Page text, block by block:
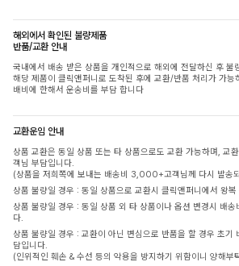
해외에서 확인된 불량제품
반품/교환 안내
국내에서 배송 받은 상품을 개인적으로 해외에 전달하신 후 불
해당 제품이 클릭앤퍼니로 도착된 후에 교환/반품 처리가 가능
배비에 한해서 운송비를 부담 합니다
교환운임 안내
상품 교환은 동일 상품 또는 타 상품으로도 교환 가능하며,
객님 부담입니다.
(상품을 저희쪽에 보내는 배송비 3,000+고객님께 다시 발
상품 불량일 경우 : 동일 상품으로 교환시 클릭앤퍼니에서 왕복
상품 불량일 경우 : 동일 상품 외 타 상품이나 옵션 변경시 배
다.
상품 불량일 경우 : 교환이 아닌 변심으로 반품을 할 경우 초
담입니다.
(인위적인 훼손 & 수선 등의 악용을 방지하기 위함이니 양해부